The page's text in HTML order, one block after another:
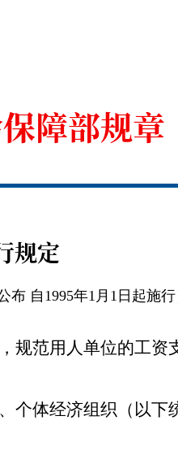
障部规章
规定
布 自1995年1月1日起施行
规范用人单位的工资
个体经济组织（以下